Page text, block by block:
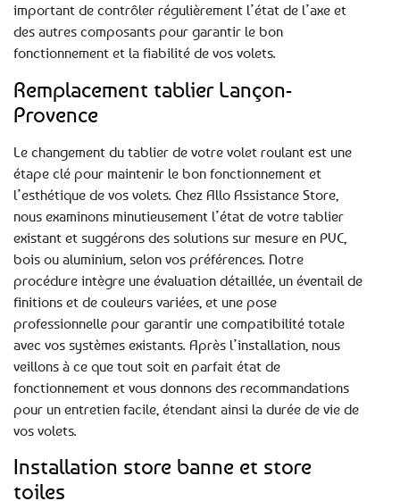
important de contrôler régulièrement l’état de l’axe et
des autres composants pour garantir le bon
fonctionnement et la fiabilité de vos volets.
Remplacement tablier Lançon-
Provence
Le changement du tablier de votre volet roulant est une
étape clé pour maintenir le bon fonctionnement et
l’esthétique de vos volets. Chez Allo Assistance Store,
nous examinons minutieusement l’état de votre tablier
existant et suggérons des solutions sur mesure en PVC,
bois ou aluminium, selon vos préférences. Notre
procédure intègre une évaluation détaillée, un éventail de
finitions et de couleurs variées, et une pose
professionnelle pour garantir une compatibilité totale
avec vos systèmes existants. Après l’installation, nous
veillons à ce que tout soit en parfait état de
fonctionnement et vous donnons des recommandations
pour un entretien facile, étendant ainsi la durée de vie de
vos volets.
Installation store banne et store
toiles